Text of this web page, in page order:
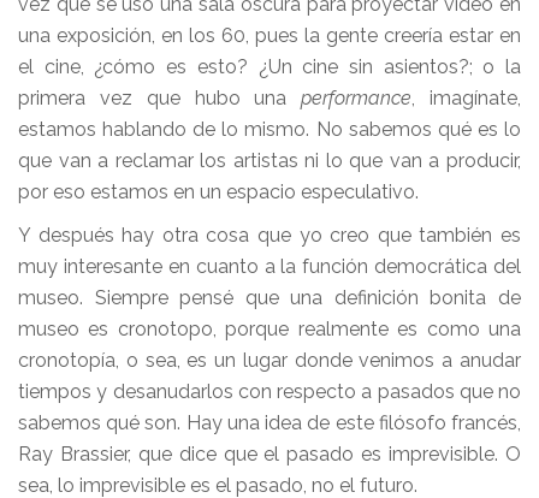
una exposición, en los 60, pues la gente creería estar en
el cine, ¿cómo es esto? ¿Un cine sin asientos?; o la
primera vez que hubo unaperformance, imagínate,
estamos hablando de lo mismo. No sabemos qué es lo
que van a reclamar los artistas ni lo que van a producir,
por eso estamos en un espacio especulativo.
Y después hay otra cosa que yo creo que también es
muy interesante en cuanto a la función democrática del
museo. Siempre pensé que una definición bonita de
museo es cronotopo, porque realmente es como una
cronotopía, o sea, es un lugar donde venimos a anudar
tiempos y desanudarlos con respecto a pasados que no
sabemos qué son. Hay una idea de este filósofo francés,
Ray Brassier, que dice que el pasado es imprevisible. O
sea, lo imprevisible es el pasado, no el futuro.